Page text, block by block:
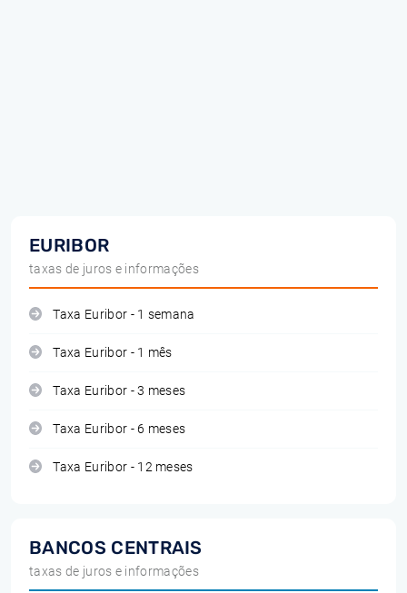
EURIBOR
taxas de juros e informações
Taxa Euribor - 1 semana
Taxa Euribor - 1 mês
Taxa Euribor - 3 meses
Taxa Euribor - 6 meses
Taxa Euribor - 12 meses
BANCOS CENTRAIS
taxas de juros e informações